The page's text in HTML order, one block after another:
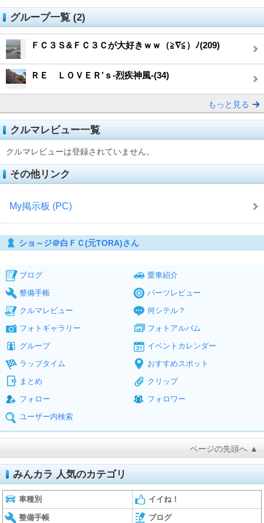
グループ一覧 (2)
ＦＣ３Ｓ&ＦＣ３Ｃが大好きｗｗ（≧∇≦）ﾉ(209)
ＲＥ ＬＯＶＥＲ’ｓ-烈疾神風-(34)
もっと見る
クルマレビュー一覧
クルマレビューは登録されていません。
その他リンク
My掲示板 (PC)
ショ～ジ＠白ＦＣ(元TORA)さん
ブログ
愛車紹介
整備手帳
パーツレビュー
クルマレビュー
何シテル？
フォトギャラリー
フォトアルバム
グループ
イベントカレンダー
ラップタイム
おすすめスポット
まとめ
クリップ
フォロー
フォロワー
ユーザー内検索
ページの先頭へ ▲
みんカラ 人気のカテゴリ
車種別 イイね！
整備手帳 ブログ